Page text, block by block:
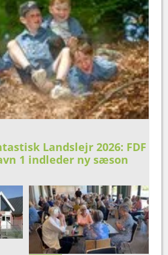
Landslejr 2026: FDF
1 indleder ny sæson